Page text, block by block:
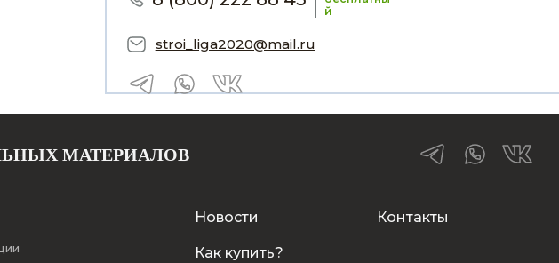
й
stroi_liga2020@mail.ru
МАТЕРИАЛОВ
Новости
Как купить?
Контакты